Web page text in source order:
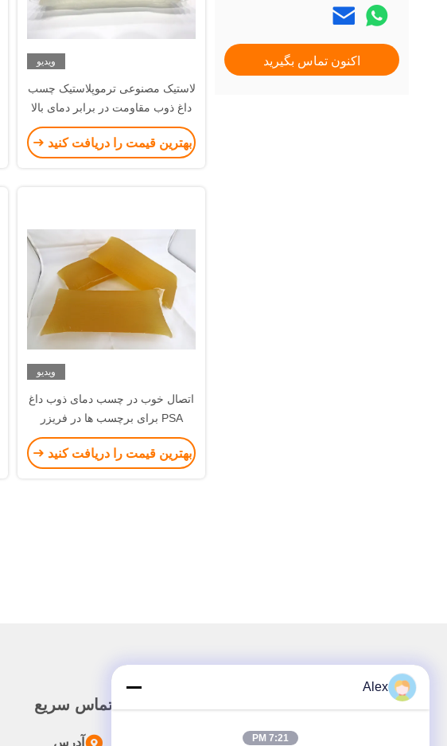
اکنون تماس بگیرید ویدیو
لاستیک مصنوعی ترموپلاستیک چسب
داغ ذوب مقاومت در برابر دمای بالا
چسب ذوب داغ
بهترین قیمت را دریافت کنید
ویدیو
اتصال خوب در چسب دمای ذوب داغ
PSA برای برچسب ها در فریزر
بهترین قیمت را دریافت کنید
تماس سریع
آدرس
Alex
7:21 PM